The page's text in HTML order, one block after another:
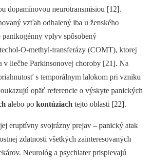
dopamínovou neurotransmisiou [12].
vzťah odhalený iba u ženského
panikogénny vplyv spôsobený
O-methyl-transferázy (COMT), ktorej
v liečbe Parkinsonovej choroby [21]. Na
s temporálnym lalokom pri vzniku
opäť referencie o výskyte panických
alebo po kontúziach tejto oblasti [22].
eruptívny svojrázny prejav –⁠ panický atak
zdatnosti všetkých zainteresovaných
Neurológ a psychiater prispievajú